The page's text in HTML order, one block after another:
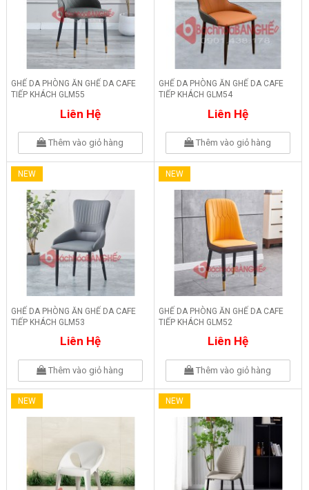
GHẾ DA PHÒNG ĂN GHẾ DA CAFE
TIẾP KHÁCH GLM55
Liên Hệ
Thêm vào giỏ hàng
GHẾ DA PHÒNG ĂN GHẾ DA CAFE
TIẾP KHÁCH GLM54
Liên Hệ
Thêm vào giỏ hàng
NEW
GHẾ DA PHÒNG ĂN GHẾ DA CAFE
TIẾP KHÁCH GLM53
Liên Hệ
Thêm vào giỏ hàng
NEW
GHẾ DA PHÒNG ĂN GHẾ DA CAFE
TIẾP KHÁCH GLM52
Liên Hệ
Thêm vào giỏ hàng
NEW NEW